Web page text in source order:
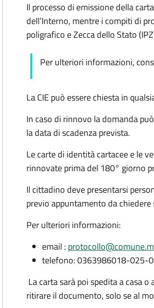
Il processo di emissione della
dell’Interno, mentre i compiti di
poligrafico e Zecca dello Stato (
Per ulteriori informazioni,
La CIE può essere chiesta in
In caso di rinnovo la domanda
la data di scadenza prevista.
Le carte di identità cartacee e le
rinnovate prima del 180° giorno
Il cittadino deve presentarsi
previo appuntamento da
Per ulteriori informazioni:
email :
telefono: 0363986018-025-
La carta sarà poi spedita a casa
ritirare il documento, solo se al